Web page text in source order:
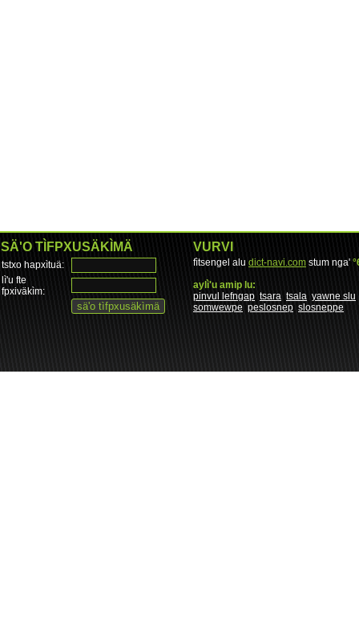
SÄ'O TÌFPXUSÄKÌMÄ
tstxo hapxìtuä:
lì'u fte
fpxiväkìm:
VURVI
fìtsengel alu dict-navi.com stum nga'
aylì'u amip lu:
pinvul lefngap tsara tsala yawne slu
somwewpe peslosnep slosneppe